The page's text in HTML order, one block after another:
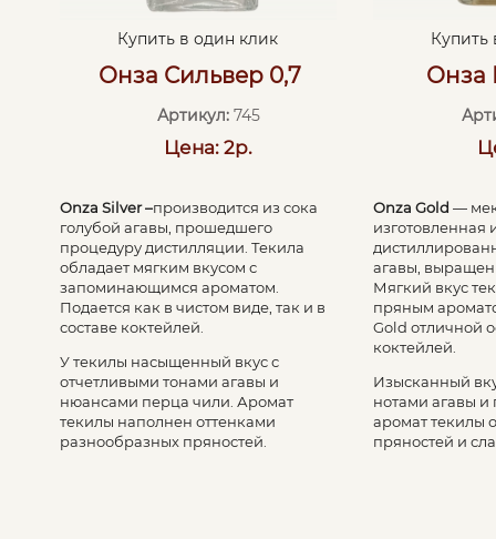
Купить в один клик
Онза Сильвер 0,7
Артикул:745
Цена: 2р.
Onza Silver –производится из сока
голубой агавы, прошедшего
процедуру дистилляции. Текила
обладает мягким вкусом с
запоминающимся ароматом.
Подается как в чистом виде, так и в
составе коктейлей.
У текилы насыщенный вкус с
отчетливыми тонами агавы и
нюансами перца чили. Аромат
текилы наполнен оттенками
разнообразных пряностей.
Купить
Онза
Onza Gold —
изготовленная
агавы,
Мягкий вкус
пряным
Gold отличной
коктейлей.
Изысканный
нотами агавы
аромат текилы
пряностей и